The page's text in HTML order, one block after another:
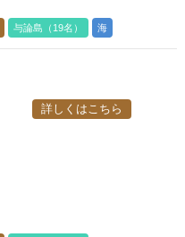
与論島（19名） 海
詳しくはこちら